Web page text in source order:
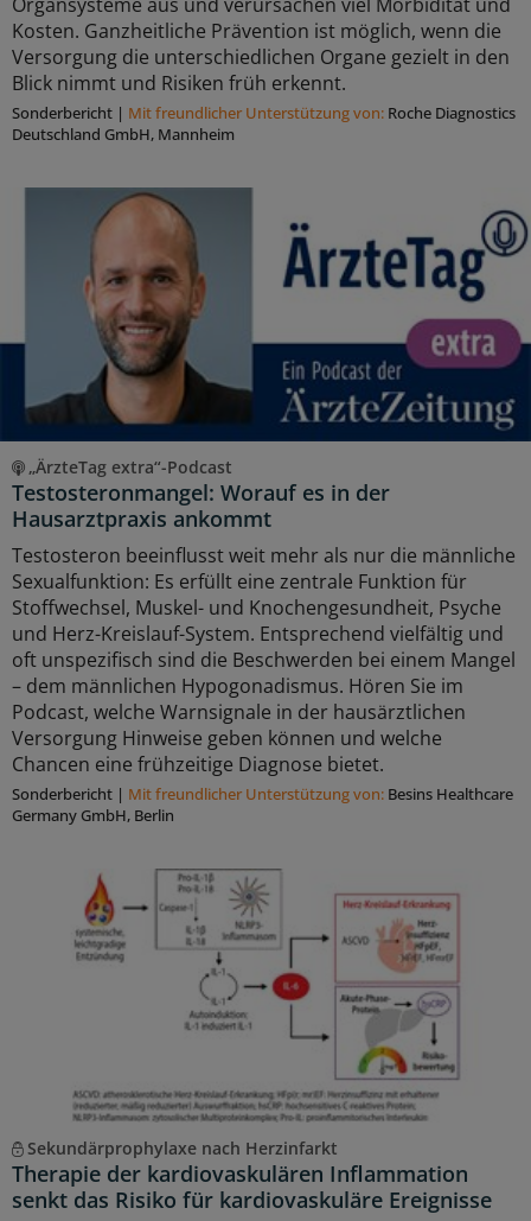
Kosten. Ganzheitliche Prävention ist möglich, wenn die
Versorgung die unterschiedlichen Organe gezielt in den
Blick nimmt und Risiken früh erkennt.
Sonderbericht | Mit freundlicher Unterstützung von: Roche Diagnostics
Deutschland GmbH, Mannheim
„ÄrzteTag extra“-Podcast
Testosteronmangel: Worauf es in der
Hausarztpraxis ankommt
Testosteron beeinflusst weit mehr als nur die männliche
Sexualfunktion: Es erfüllt eine zentrale Funktion für
Stoffwechsel, Muskel- und Knochengesundheit, Psyche
und Herz-Kreislauf-System. Entsprechend vielfältig und
oft unspezifisch sind die Beschwerden bei einem Mangel
– dem männlichen Hypogonadismus. Hören Sie im
Podcast, welche Warnsignale in der hausärztlichen
Versorgung Hinweise geben können und welche
Chancen eine frühzeitige Diagnose bietet.
Sonderbericht | Mit freundlicher Unterstützung von: Besins Healthcare
Germany GmbH, Berlin
Sekundärprophylaxe nach Herzinfarkt
Therapie der kardiovaskulären Inflammation
senkt das Risiko für kardiovaskuläre Ereignisse